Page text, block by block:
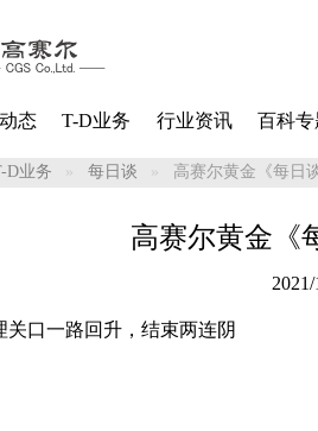
态 T-D业务 行业资讯 百科专
D业务 每日谈 高赛尔黄金《每日
高赛尔黄金《
关口一路回升，结束两连阴